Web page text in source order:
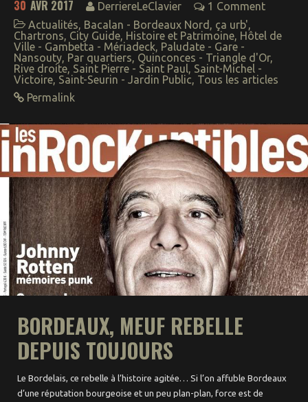
30 AVR 2017 DerriereLeClavier
1 Comment
Actualités, Bacalan - Bordeaux Nord , ça urb',
Chartrons, City Guide, Histoire et Patrimoine, Hôtel de
Ville - Gambetta - Mériadeck, Paludate - Gare -
Nansouty, Par quartiers, Quinconces - Triangle d'Or,
Rive droite, Saint Pierre - Saint Paul, Saint-Michel -
Victoire, Saint-Seurin - Jardin Public, Tous les articles
Permalink
BORDEAUX, MEUF REBELLE
DEPUIS TOUJOURS
Le Bordelais, ce rebelle à l’histoire agitée… Si l’on affuble Bordeaux
d’une réputation bourgeoise et un peu plan-plan, force est de